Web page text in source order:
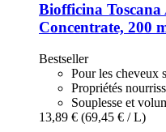
Biofficina Toscana
Concentrate, 200
Bestseller
Pour les cheveux
Propriétés
Souplesse et
13,89 € (69,45 € / L)